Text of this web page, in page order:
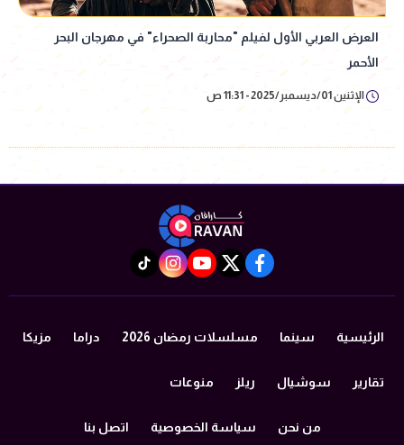
العرض العربي الأول لفيلم "محاربة الصحراء" في مهرجان البحر
الأحمر
الإثنين 01/ديسمبر/2025 - 11:31 ص
facebook
twitter
youtube
instagram
tiktok
الرئيسية سينما مسلسلات رمضان 2026 دراما مزيكا
تقارير سوشيال ريلز منوعات
من نحن سياسة الخصوصية اتصل بنا